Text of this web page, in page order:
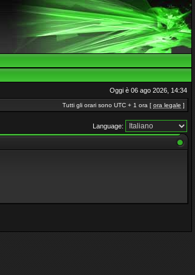
Oggi è 06 ago 2026, 14:34
Tutti gli orari sono UTC + 1 ora [ ora legale ]
Language: